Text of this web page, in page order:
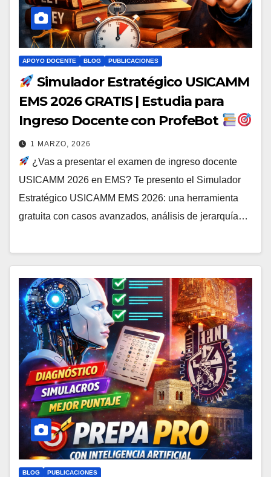
APOYO DOCENTE BLOG PUBLICACIONES
Simulador Estratégico USICAMM
EMS 2026 GRATIS | Estudia para
Ingreso Docente con ProfeBot
1 MARZO, 2026
¿Vas a presentar el examen de ingreso docente
USICAMM 2026 en EMS? Te presento el Simulador
Estratégico USICAMM EMS 2026: una herramienta
gratuita con casos avanzados, análisis de jerarquía…
BLOG PUBLICACIONES